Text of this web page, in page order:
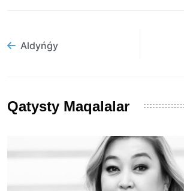
Aldyńǵy
Qatysty Maqalalar